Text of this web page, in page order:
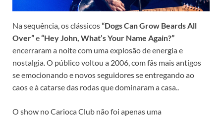
Na sequência, os clássicos“Dogs Can Grow Beards All
Over”e“Hey John, What’s Your Name Again?”
encerraram a noite com uma explosão de energia e
nostalgia. O público voltou a 2006, com fãs mais antigos
se emocionando e novos seguidores se entregando ao
caos e à catarse das rodas que dominaram a casa..
O show no Carioca Club não foi apenas uma